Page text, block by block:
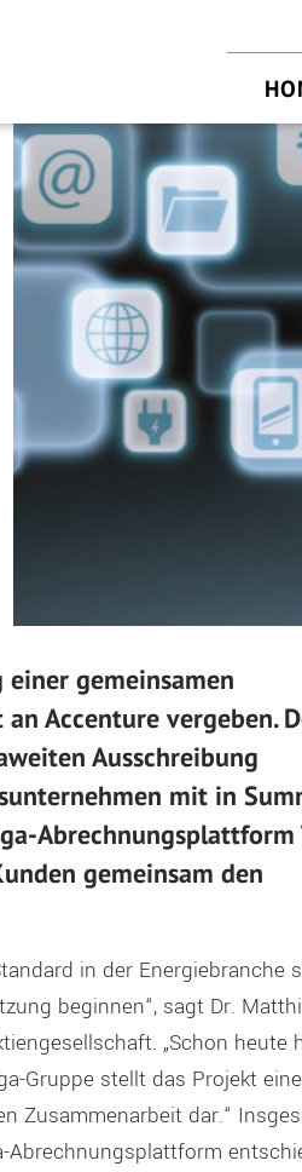
gemeinsamen
Accenture vergeben.
Ausschreibung
mit in
Abrechnungsplattform
gemeinsam den
in der Energiebranche
beginnen“, sagt Dr.
„Schon heute
Gruppe stellt das Projekt
Zusammenarbeit dar.“
Abrechnungsplattform